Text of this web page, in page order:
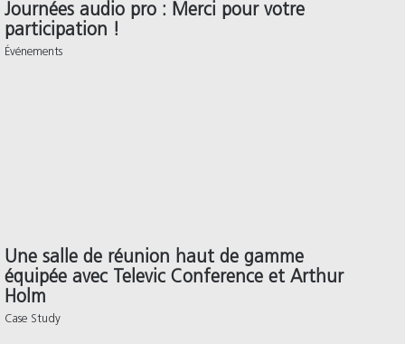
Journées audio pro : Merci pour votre
participation !
Événements
Une salle de réunion haut de gamme
équipée avec Televic Conference et Arthur
Holm
Case Study